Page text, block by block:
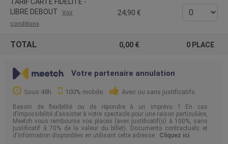
LIBRE DEBOUT
Voir
conditions
24,90
TOTAL 0,00 0 PLACE
Votre partenaire annulation
Sous 48h. 100% mobile. Avec ou sans justificatifs.
Besoin de flexibilité ou de répondre à un imprévu ? En cas
d’impossibilité d’assister à votre spectacle pour une raison particulière,
Meetch vous rembourse vos places (avec justificatif(s) à 100%, sans
justificatif à 70% de la valeur du billet). Documents contractuels et
d'information disponibles en utilisant cette adresse : Cliquez ici.